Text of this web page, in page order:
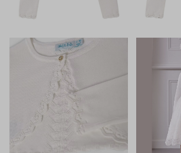
hoge
kwaliteit
onze
webshop